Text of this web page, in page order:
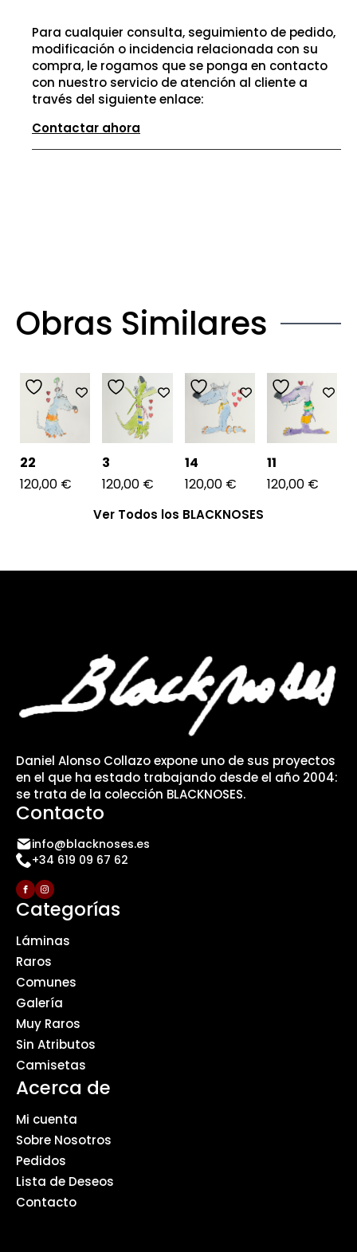
Para cualquier consulta, seguimiento de pedido,
modificación o incidencia relacionada con su
compra, le rogamos que se ponga en contacto
con nuestro servicio de atención al cliente a
través del siguiente enlace:
Contactar ahora
Obras Similares
22
120,00 €
3
120,00 €
14
120,00 €
11
120,00 €
Ver Todos los BLACKNOSES
Daniel Alonso Collazo expone uno de sus proyectos
en el que ha estado trabajando desde el año 2004:
se trata de la colección BLACKNOSES.
Contacto
info@blacknoses.es
+34 619 09 67 62
Categorías
Láminas
Raros
Comunes
Galería
Muy Raros
Sin Atributos
Camisetas
Acerca de
Mi cuenta
Sobre Nosotros
Pedidos
Lista de Deseos
Contacto